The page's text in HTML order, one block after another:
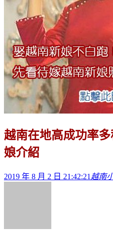
越南在地高成功率
娘介紹
2019 年 8 月 2 日 21:42:21 越南